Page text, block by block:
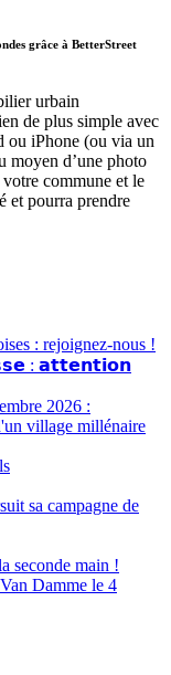
grâce à BetterStreet
urbain
de plus simple avec
ou iPhone (ou via un
moyen d’une photo
commune et le
et pourra prendre
: rejoignez-nous !
: 𝗮𝘁𝘁𝗲𝗻𝘁𝗶𝗼𝗻
2026 :
village millénaire
sa campagne de
seconde main !
Damme le 4